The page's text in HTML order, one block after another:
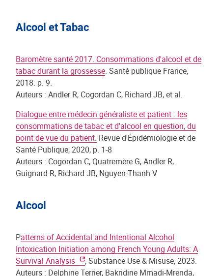
Alcool et Tabac
Baromètre santé 2017. Consommations d'alcool et de
tabac durant la grossesse. Santé publique France,
2018. p. 9.
Auteurs : Andler R, Cogordan C, Richard JB, et al.
Dialogue entre médecin généraliste et patient : les
consommations de tabac et d'alcool en question, du
point de vue du patient. Revue d'Épidémiologie et de
Santé Publique, 2020, p. 1-8
Auteurs : Cogordan C, Quatremère G, Andler R,
Guignard R, Richard JB, Nguyen-Thanh V
Alcool
Patterns of Accidental and Intentional Alcohol
Intoxication Initiation among French Young Adults: A
Survival Analysis
, Substance Use & Misuse, 2023.
Auteurs : Delphine Terrier, Bakridine Mmadi-Mrenda,